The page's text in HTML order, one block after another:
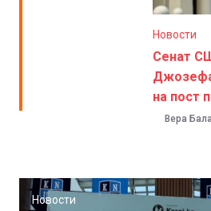
Новости
Сенат
на пост
Вера
Новости